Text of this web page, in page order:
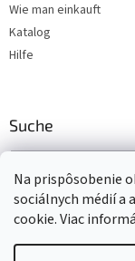
Na prispôsobenie
sociálnych médií a
cookie. Viac
Wie man einkauft
Katalog
Hilfe
Suche